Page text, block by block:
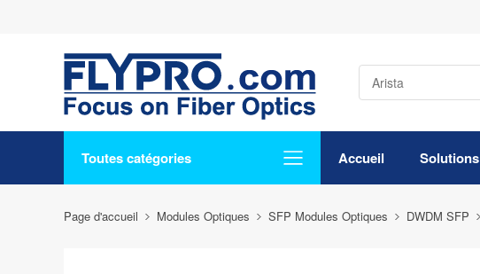
Toutes catégories Accueil Solutions
Page d'accueil Modules Optiques SFP Modules Optiques DWDM SFP